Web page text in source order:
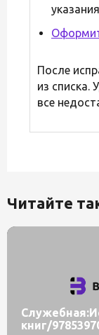
После
из списка.
все
Читайте
книг/